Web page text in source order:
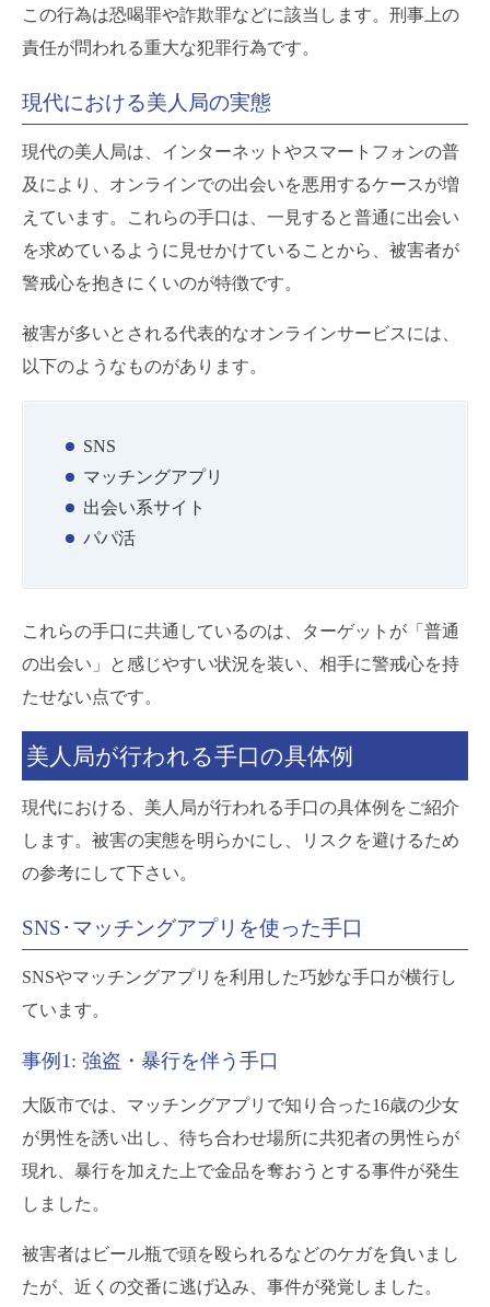
この行為は恐喝罪や詐欺罪などに該当します。刑事上の
責任が問われる重大な犯罪行為です。
現代における美人局の実態
現代の美人局は、インターネットやスマートフォンの普
及により、オンラインでの出会いを悪用するケースが増
えています。これらの手口は、一見すると普通に出会い
を求めているように見せかけていることから、被害者が
警戒心を抱きにくいのが特徴です。
被害が多いとされる代表的なオンラインサービスには、
以下のようなものがあります。
SNS
マッチングアプリ
出会い系サイト
パパ活
これらの手口に共通しているのは、ターゲットが「普通
の出会い」と感じやすい状況を装い、相手に警戒心を持
たせない点です。
美人局が行われる手口の具体例
現代における、美人局が行われる手口の具体例をご紹介
します。被害の実態を明らかにし、リスクを避けるため
の参考にして下さい。
SNS･マッチングアプリを使った手口
SNSやマッチングアプリを利用した巧妙な手口が横行し
ています。
事例1: 強盗・暴行を伴う手口
大阪市では、マッチングアプリで知り合った16歳の少女
が男性を誘い出し、待ち合わせ場所に共犯者の男性らが
現れ、暴行を加えた上で金品を奪おうとする事件が発生
しました。
被害者はビール瓶で頭を殴られるなどのケガを負いまし
たが、近くの交番に逃げ込み、事件が発覚しました。